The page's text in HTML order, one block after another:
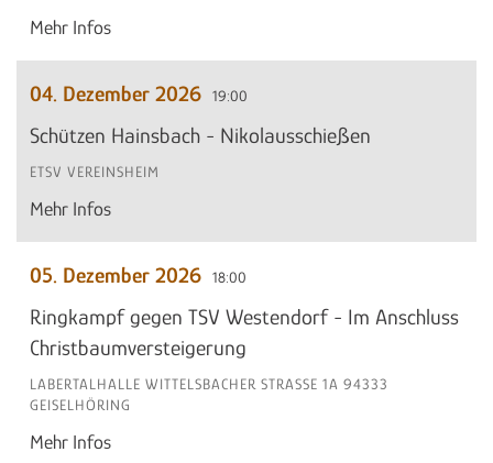
Mehr Infos
04. Dezember 2026 19:00
Schützen Hainsbach - Nikolausschießen
ETSV VEREINSHEIM
Mehr Infos
05. Dezember 2026 18:00
Ringkampf gegen TSV Westendorf - Im Anschluss
Christbaumversteigerung
LABERTALHALLE WITTELSBACHER STRASSE 1A 94333 G
EISELHÖRING
Mehr Infos